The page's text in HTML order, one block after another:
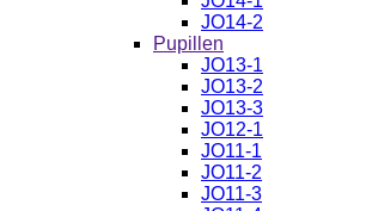
JO14-2
Pupillen
JO13-1
JO13-2
JO13-3
JO12-1
JO11-1
JO11-2
JO11-3